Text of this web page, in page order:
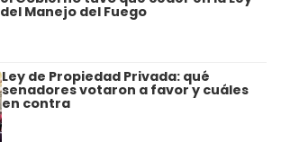
del Manejo del Fuego
Ley de Propiedad Privada: qué
senadores votaron a favor y cuáles
en contra